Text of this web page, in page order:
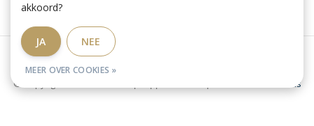
Algemene voorwaarden
© Copyright 2026 - Ruitershop HippoStore.be | Website door Omatis
akkoord?
JA NEE
MEER OVER COOKIES »